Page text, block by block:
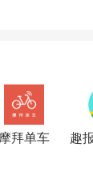
摩拜单车
趣